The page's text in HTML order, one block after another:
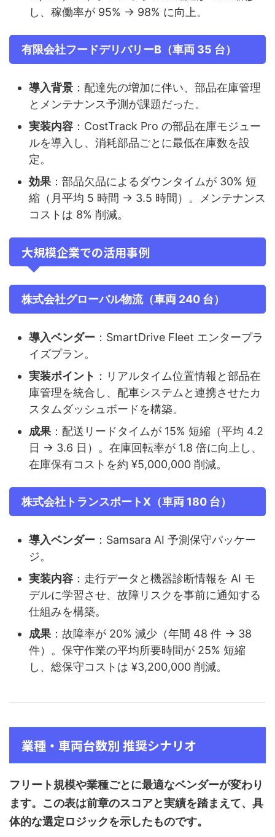
し、稼働率が 95% → 98% に向上。
有限会社フードデリバリーB（車両 35 台）
導入背景 ：配達先の増加に伴い、部品在庫管理
とメンテナンス予測が課題だった。
実装内容 ：CostTrack Pro の部品在庫モジュー
ルを導入し、消耗部品ごとに最低在庫数を設
定。
効果 ：部品欠品によるダウンタイムが 30% 短
縮（月平均 5 時間 → 3.5 時間）。メンテナンス
コストは 8% 削減。
大規模企業での活用事例
株式会社グローバル物流（車両 240 台）
導入ベンダー ：SmartDrive Fleet エンタープラ
イズプラン。
実装ポイント ：リアルタイム位置情報と部品在
庫管理を統合し、配車システムと連携させたカ
スタムダッシュボードを構築。
成果 ：配送リードタイムが 15% 短縮（平均 4.2
日 → 3.6 日）。在庫回転率が 1.8 倍に向上し、
在庫保有コストを約 ¥5,000,000 削減。
株式会社トランスポートX（車両 180 台）
導入ベンダー ：Samsara AI 予測保守パッケー
ジ。
実装内容 ：走行データと機器診断情報を AI モ
デルに学習させ、故障リスクを事前に通知する
仕組みを構築。
成果 ：故障率が 20% 減少（年間 48 件 → 38
件）。保守作業の平均所要時間が 25% 短縮
し、総保守コストは ¥3,200,000 削減。
業種・車両台数別 推奨シナリオ
フリート規模や業種ごとに最適なベンダーが変わり
ます。この表は前章のスコアと実績を踏まえて、具
体的な選定ロジックを示したものです。